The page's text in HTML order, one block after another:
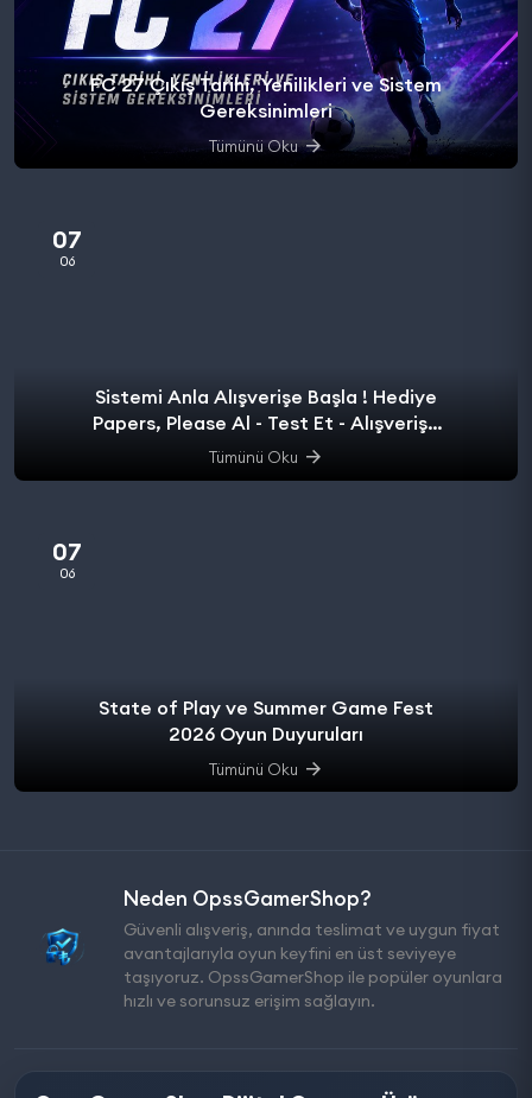
FC 27 Çıkış Tarihi, Yenilikleri ve Sistem
Gereksinimleri
Tümünü Oku
07
06
Sistemi Anla Alışverişe Başla ! Hediye
Papers, Please Al - Test Et - Alışverişe
başla.
Tümünü Oku
07
06
State of Play ve Summer Game Fest
2026 Oyun Duyuruları
Tümünü Oku
Neden OpssGamerShop?
Güvenli alışveriş, anında teslimat ve uygun fiyat
avantajlarıyla oyun keyfini en üst seviyeye
taşıyoruz. OpssGamerShop ile popüler oyunlara
hızlı ve sorunsuz erişim sağlayın.